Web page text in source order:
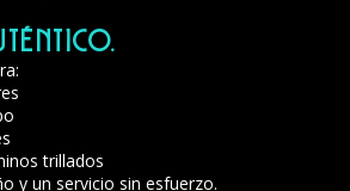
trillados
y un servicio sin esfuerzo.